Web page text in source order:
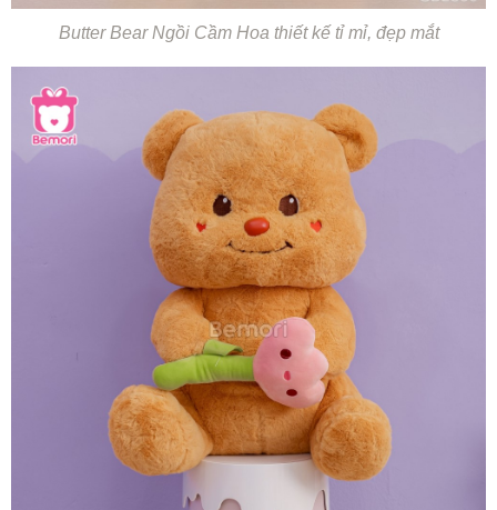
Butter Bear Ngồi Cầm Hoa thiết kế tỉ mỉ, đẹp mắt